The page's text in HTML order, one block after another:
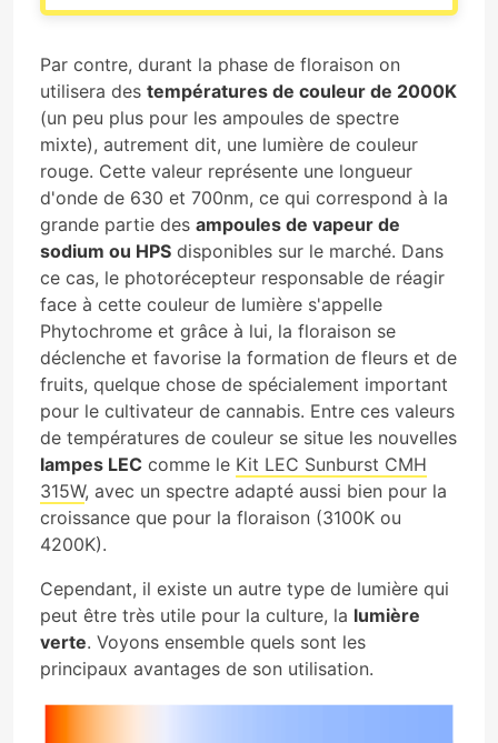
Par contre, durant la phase de floraison on
utilisera des températures de couleur de 2000K
(un peu plus pour les ampoules de spectre
mixte), autrement dit, une lumière de couleur
rouge. Cette valeur représente une longueur
d'onde de 630 et 700nm, ce qui correspond à la
grande partie des ampoules de vapeur de
sodium ou HPS disponibles sur le marché. Dans
ce cas, le photorécepteur responsable de réagir
face à cette couleur de lumière s'appelle
Phytochrome et grâce à lui, la floraison se
déclenche et favorise la formation de fleurs et de
fruits, quelque chose de spécialement important
pour le cultivateur de cannabis. Entre ces valeurs
de températures de couleur se situe les nouvelles
lampes LEC comme le Kit LEC Sunburst CMH
315W, avec un spectre adapté aussi bien pour la
croissance que pour la floraison (3100K ou
4200K).
Cependant, il existe un autre type de lumière qui
peut être très utile pour la culture, la lumière
verte. Voyons ensemble quels sont les
principaux avantages de son utilisation.